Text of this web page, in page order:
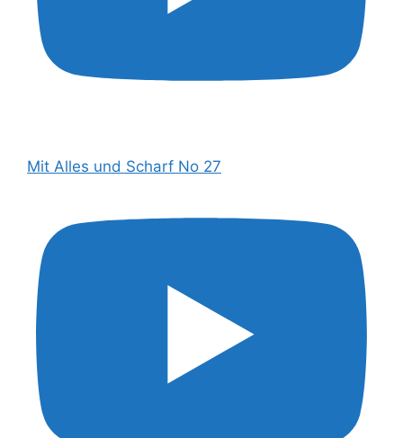
Mit Alles und Scharf No 27